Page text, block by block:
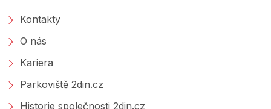
Kontakty
O nás
Kariera
Parkoviště 2din.cz
Historie společnosti 2din.cz